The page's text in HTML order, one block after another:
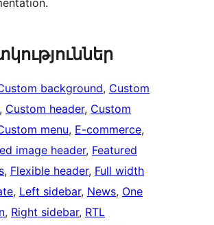
background, Custom
, Custom header, Custom
menu, E-commerce
image header, Featured
, Flexible header, Full width
, Left sidebar, News, One
, Right sidebar, RTL